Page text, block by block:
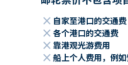
close 自家至港口的交通费
close 各个港口的交通费
close 靠港观光游费用
close 船上个人费用，例